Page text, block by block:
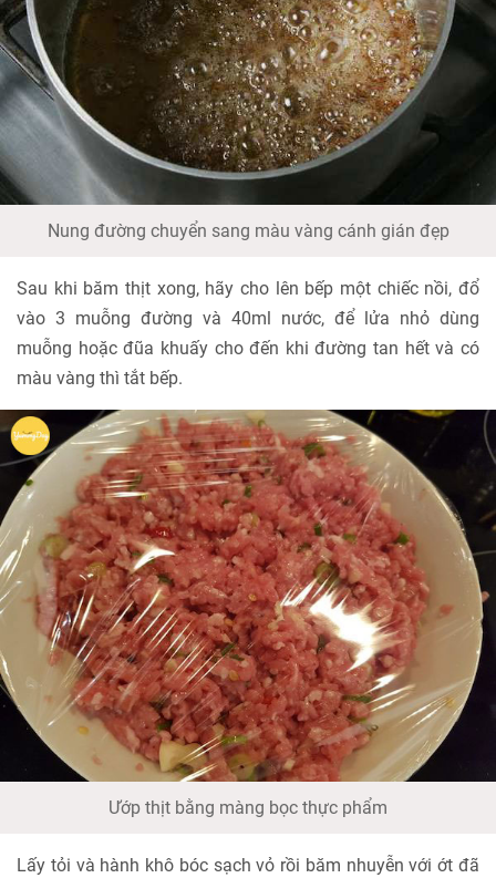
Nung đường chuyển sang màu vàng cánh gián đẹp
Sau khi băm thịt xong, hãy cho lên bếp một chiếc nồi, đổ
vào 3 muỗng đường và 40ml nước, để lửa nhỏ dùng
muỗng hoặc đũa khuấy cho đến khi đường tan hết và có
màu vàng thì tắt bếp.
Ướp thịt bằng màng bọc thực phẩm
Lấy tỏi và hành khô bóc sạch vỏ rồi băm nhuyễn với ớt đã